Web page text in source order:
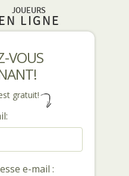
JOUEURS
EN LIGNE
VOUS
gratuit!
e-mail :